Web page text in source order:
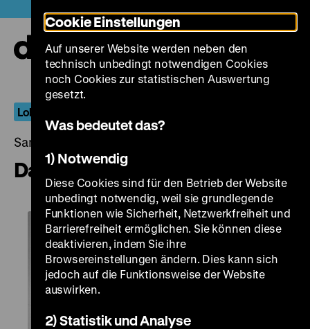
zum
Seiteninhalt
springen
Lob der Charge
Samstag, 22. April 2023, 18.00 Uhr
Das häßliche Mädchen
Cookie Einstellungen
Auf unserer Website werden neben den
technisch unbedingt notwendigen Cookies
noch Cookies zur statistischen Auswertung
gesetzt.
Was bedeutet das?
1) Notwendig
Diese Cookies sind für den Betrieb der Website
unbedingt notwendig, weil sie grundlegende
Funktionen wie Sicherheit, Netzwerkfreiheit und
Barrierefreiheit ermöglichen. Sie können diese
deaktivieren, indem Sie ihre
Browsereinstellungen ändern. Dies kann sich
jedoch auf die Funktionsweise der Website
auswirken.
2) Statistik und Analyse